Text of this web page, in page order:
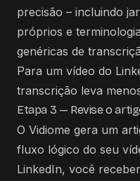
precisão – incluindo
próprios e
genéricas de
Para um vídeo do
transcrição leva
Etapa 3 — Revise o
O Vidiome gera um
fluxo lógico do seu
LinkedIn, você